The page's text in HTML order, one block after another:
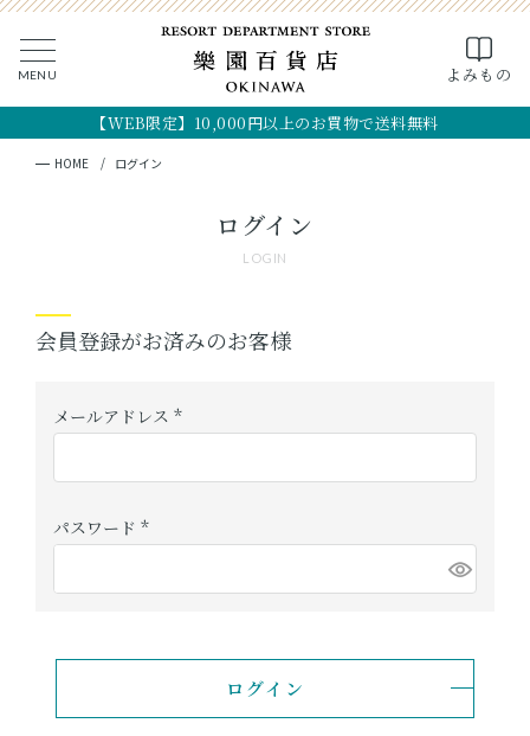
MENU よみもの
【WEB限定】10,000円以上のお買物で送料無料
CLOSE
検索
キーワード検索
MY PAGE CART
全ての商品
クラフト
OKINAWA the RYUKYU
ショッピングガイド
よみもの
実店舗のご案内
HOME ログイン
ログイン
LOGIN
会員登録がお済みのお客様
メールアドレス
パスワード
ログイン